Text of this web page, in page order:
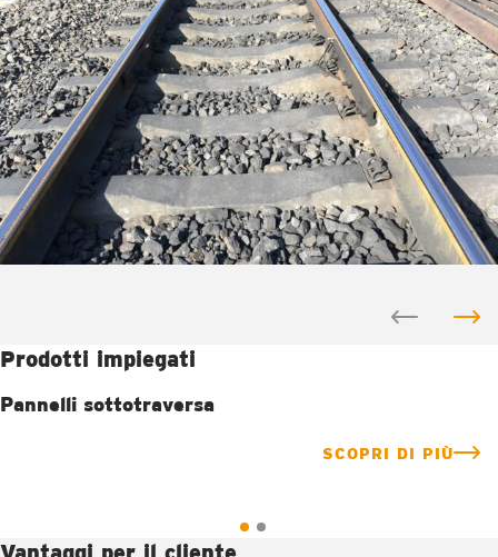
Prodotti impiegati
Pannelli sottotraversa
SCOPRI DI PIÙ